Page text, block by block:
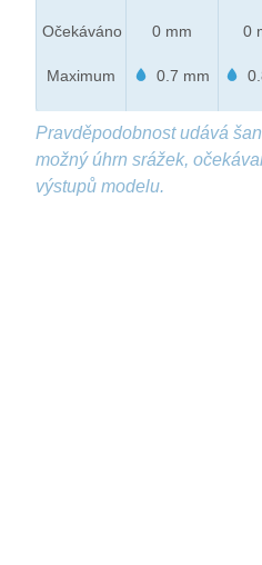
Očekáváno
Maximum
0 mm
0.7 mm
0
Pravděpodobnost udává
možný úhrn srážek,
výstupů modelu.